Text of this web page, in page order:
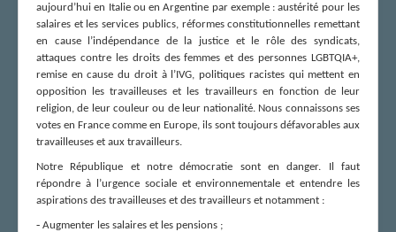
aujourd’hui en Italie ou en Argentine par exemple : austérité pour les
salaires et les services publics, réformes constitutionnelles remettant
en cause l’indépendance de la justice et le rôle des syndicats,
attaques contre les droits des femmes et des personnes LGBTQIA+,
remise en cause du droit à l’IVG, politiques racistes qui mettent en
opposition les travailleuses et les travailleurs en fonction de leur
religion, de leur couleur ou de leur nationalité. Nous connaissons ses
votes en France comme en Europe, ils sont toujours défavorables aux
travailleuses et aux travailleurs.
Notre République et notre démocratie sont en danger. Il faut
répondre à l’urgence sociale et environnementale et entendre les
aspirations des travailleuses et des travailleurs et notamment :
- Augmenter les salaires et les pensions ;